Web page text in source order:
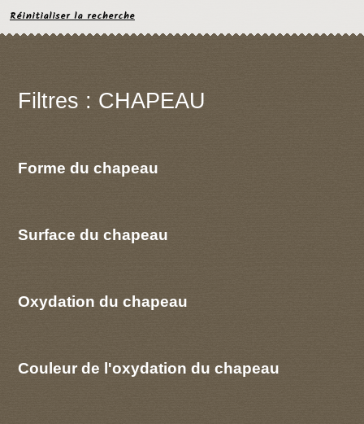
Réinitialiser la recherche
Filtres : CHAPEAU
Forme du chapeau
Surface du chapeau
Oxydation du chapeau
Couleur de l'oxydation du chapeau